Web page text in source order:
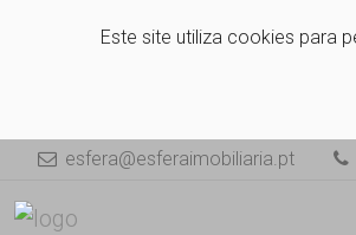
Este site utiliza cookies para
esfera@esferaimobiliaria.pt